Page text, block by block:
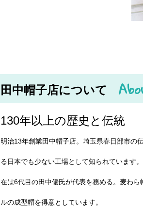
田中帽子店について
130年以上の歴史と伝統
明治13年創業田中帽子店。埼玉県春日部市の
る日本でも少ない工場として知られています
在は6代目の田中優氏が代表を務める。麦わ
ルの成型帽を得意としています。